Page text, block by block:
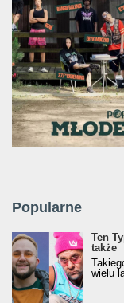
Popularne
Ten
także
wielu